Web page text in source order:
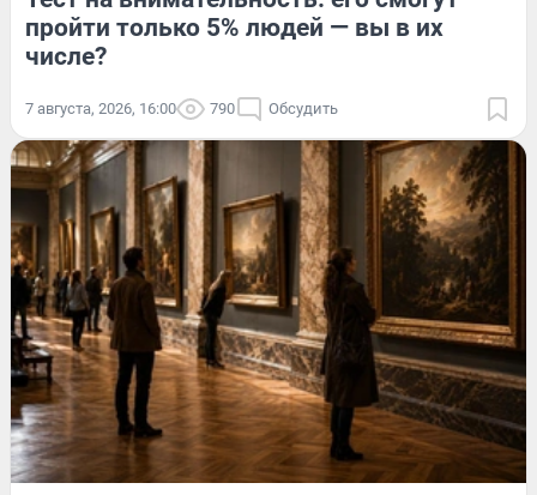
пройти только 5% людей — вы в их
числе?
7 августа, 2026, 16:00 790 Обсудить